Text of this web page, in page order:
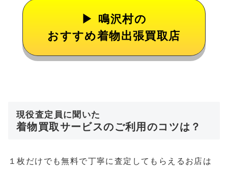
鳴沢村の
おすすめ着物出張買取店
現役査定員に聞いた
着物買取サービスのご利用のコツは？
１枚だけでも無料で丁寧に査定してもらえるお店は